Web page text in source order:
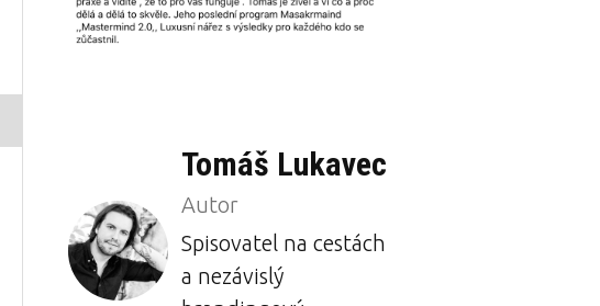
Tomáš Lukavec
Autor
Spisovatel na cestách
a nezávislý